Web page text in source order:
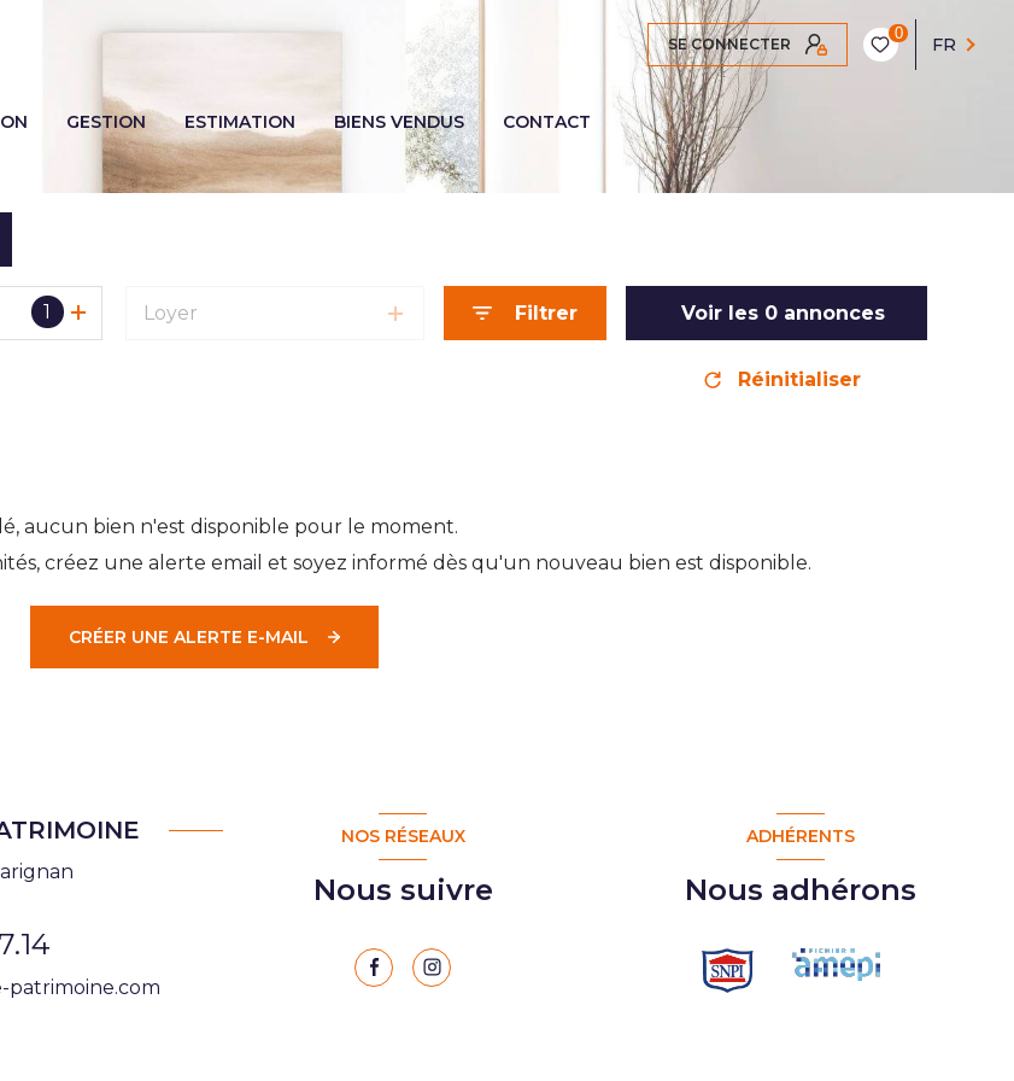
SE CONNECTER
0
FR
GESTION ESTIMATION BIENS VENDUS CONTACT
1 Loyer Filtrer Voir les 0annonces
Réinitialiser
aucun bien n'est disponible pour le moment.
créez une alerte email et soyez informé dès qu'un nouveau bien est disponible.
CRÉER UNE ALERTE E-MAIL
patrimoine.com
NOS RÉSEAUX
Nous suivre
ADHÉRENTS
Nous adhérons